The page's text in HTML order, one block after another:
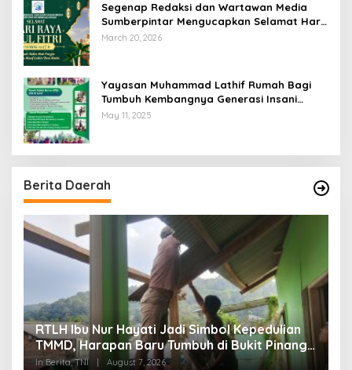
Segenap Redaksi dan Wartawan Media
Sumberpintar Mengucapkan Selamat Hari
Raya Idul Fitri 1447 Hijriyah / 2026 M
March 20, 2026
Yayasan Muhammad Lathif Rumah Bagi
Tumbuh Kembangnya Generasi Insani
Cerdas dan Berkarakter
May 11, 2025
Berita Daerah
RTLH Ibu Nur Hayati Jadi Simbol Kepedulian
TMMD, Harapan Baru Tumbuh di Bukit Pinang
Jaya
In Berita, TNI August 7, 2026